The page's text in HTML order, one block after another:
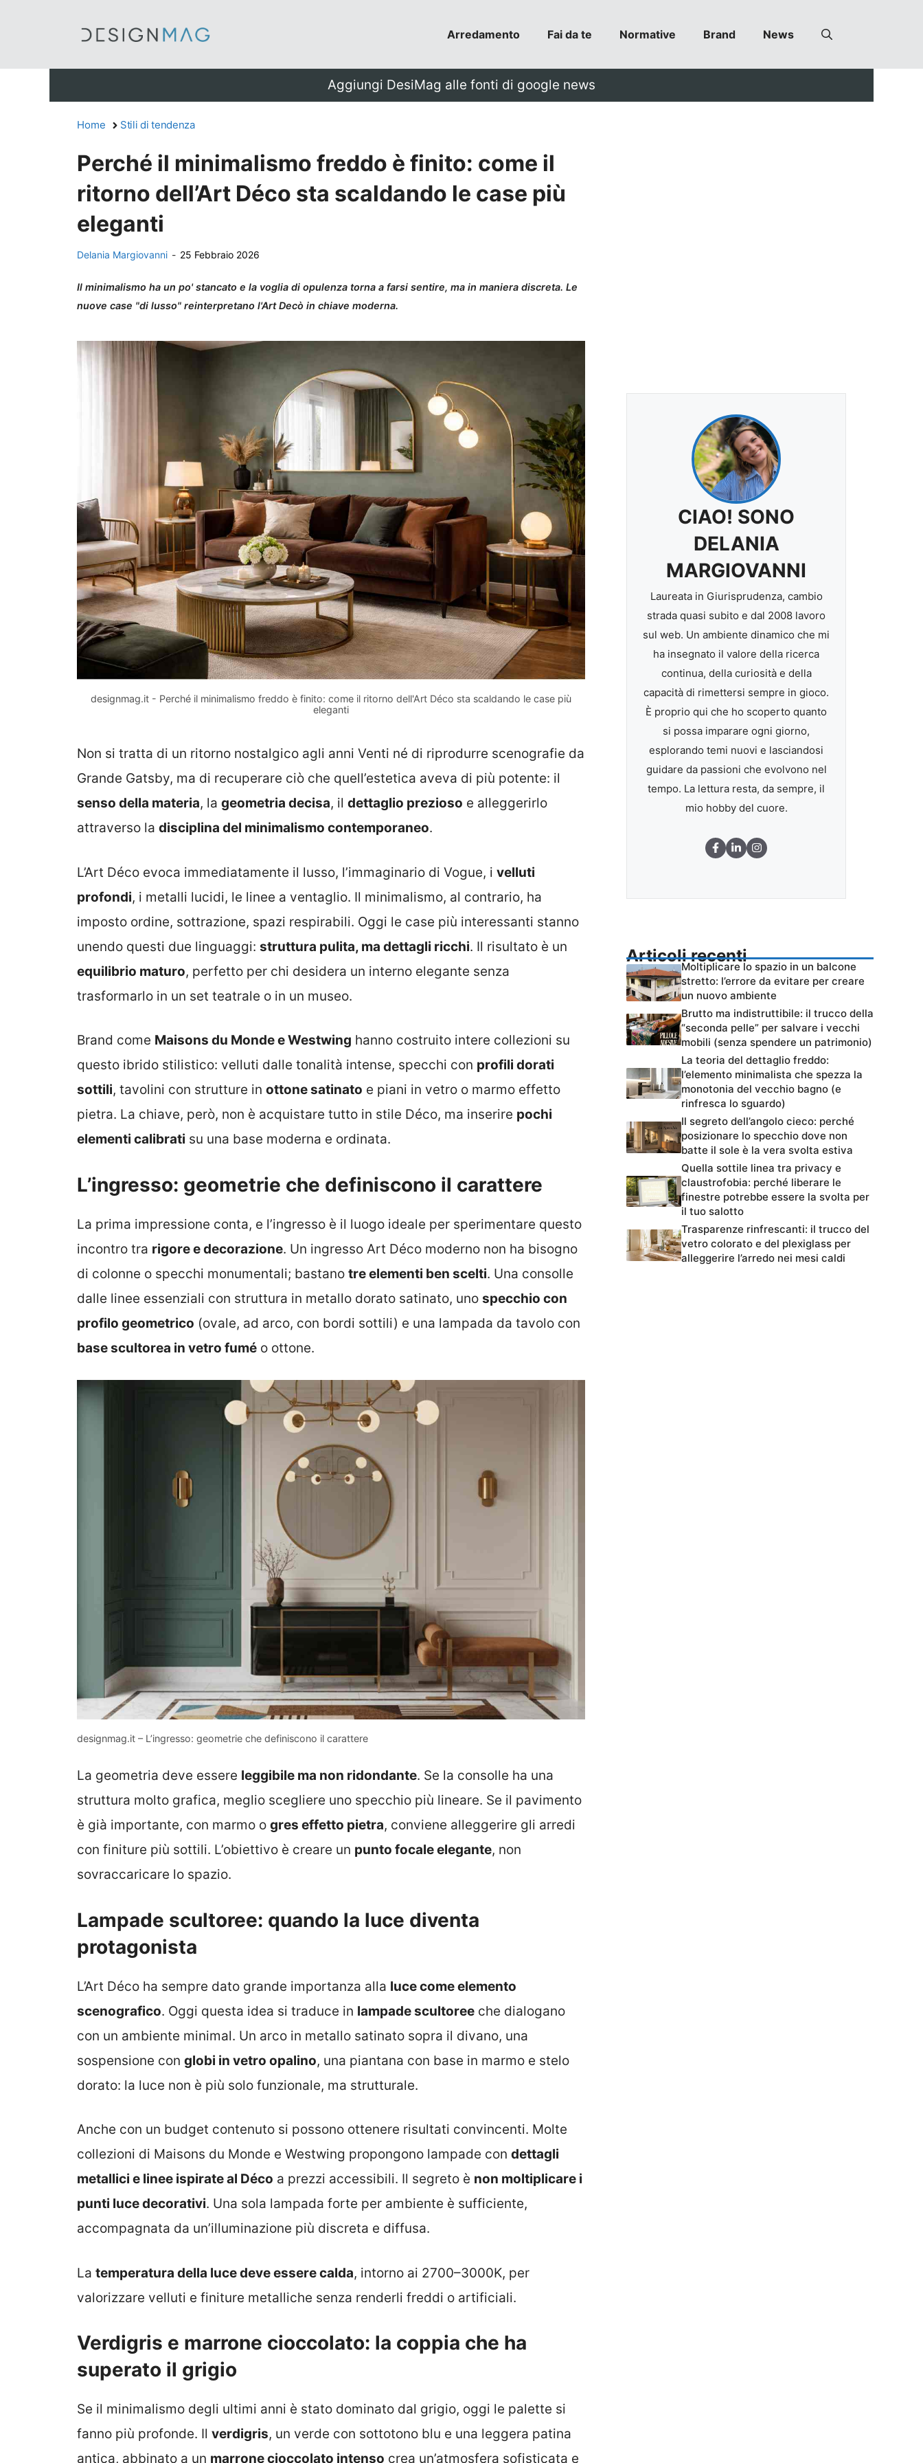
Arredamento Fai da te Normative Brand News
Aggiungi DesiMag alle fonti di google news
Home Stili di tendenza
Perché il minimalismo freddo è finito: come il
ritorno dell’Art Déco sta scaldando le case più
eleganti
Delania Margiovanni - 25 Febbraio 2026
Il minimalismo ha un po' stancato e la voglia di opulenza torna a farsi sentire, ma in maniera discreta. Le
nuove case "di lusso" reinterpretano l'Art Decò in chiave moderna.
designmag.it - Perché il minimalismo freddo è finito: come il ritorno dell'Art Déco sta scaldando le case più
eleganti
Non si tratta di un ritorno nostalgico agli anni Venti né di riprodurre scenografie da
Grande Gatsby, ma di recuperare ciò che quell’estetica aveva di più potente: il
senso della materia, la geometria decisa, il dettaglio prezioso e alleggerirlo
attraverso la disciplina del minimalismo contemporaneo.
L’Art Déco evoca immediatamente il lusso, l’immaginario di Vogue, i velluti
profondi, i metalli lucidi, le linee a ventaglio. Il minimalismo, al contrario, ha
imposto ordine, sottrazione, spazi respirabili. Oggi le case più interessanti stanno
unendo questi due linguaggi: struttura pulita, ma dettagli ricchi. Il risultato è un
equilibrio maturo, perfetto per chi desidera un interno elegante senza
trasformarlo in un set teatrale o in un museo.
Brand come Maisons du Monde e Westwing hanno costruito intere collezioni su
questo ibrido stilistico: velluti dalle tonalità intense, specchi con profili dorati
sottili, tavolini con strutture in ottone satinato e piani in vetro o marmo effetto
pietra. La chiave, però, non è acquistare tutto in stile Déco, ma inserire pochi
elementi calibrati su una base moderna e ordinata.
L’ingresso: geometrie che definiscono il carattere
La prima impressione conta, e l’ingresso è il luogo ideale per sperimentare questo
incontro tra rigore e decorazione. Un ingresso Art Déco moderno non ha bisogno
di colonne o specchi monumentali; bastano tre elementi ben scelti. Una consolle
dalle linee essenziali con struttura in metallo dorato satinato, uno specchio con
profilo geometrico (ovale, ad arco, con bordi sottili) e una lampada da tavolo con
base scultorea in vetro fumé o ottone.
designmag.it – L’ingresso: geometrie che definiscono il carattere
La geometria deve essere leggibile ma non ridondante. Se la consolle ha una
struttura molto grafica, meglio scegliere uno specchio più lineare. Se il pavimento
è già importante, con marmo o gres effetto pietra, conviene alleggerire gli arredi
con finiture più sottili. L’obiettivo è creare un punto focale elegante, non
sovraccaricare lo spazio.
Lampade scultoree: quando la luce diventa
protagonista
L’Art Déco ha sempre dato grande importanza alla luce come elemento
scenografico. Oggi questa idea si traduce in lampade scultoree che dialogano
con un ambiente minimal. Un arco in metallo satinato sopra il divano, una
sospensione con globi in vetro opalino, una piantana con base in marmo e stelo
dorato: la luce non è più solo funzionale, ma strutturale.
Anche con un budget contenuto si possono ottenere risultati convincenti. Molte
collezioni di Maisons du Monde e Westwing propongono lampade con dettagli
metallici e linee ispirate al Déco a prezzi accessibili. Il segreto è non moltiplicare i
punti luce decorativi. Una sola lampada forte per ambiente è sufficiente,
accompagnata da un’illuminazione più discreta e diffusa.
La temperatura della luce deve essere calda, intorno ai 2700–3000K, per
valorizzare velluti e finiture metalliche senza renderli freddi o artificiali.
Verdigris e marrone cioccolato: la coppia che ha
superato il grigio
Se il minimalismo degli ultimi anni è stato dominato dal grigio, oggi le palette si
fanno più profonde. Il verdigris, un verde con sottotono blu e una leggera patina
antica, abbinato a un marrone cioccolato intenso crea un’atmosfera sofisticata e
CIAO! SONO
DELANIA
MARGIOVANNI
Laureata in Giurisprudenza, cambio
strada quasi subito e dal 2008 lavoro
sul web. Un ambiente dinamico che mi
ha insegnato il valore della ricerca
continua, della curiosità e della
capacità di rimettersi sempre in gioco.
È proprio qui che ho scoperto quanto
si possa imparare ogni giorno,
esplorando temi nuovi e lasciandosi
guidare da passioni che evolvono nel
tempo. La lettura resta, da sempre, il
mio hobby del cuore.
Articoli recenti
Moltiplicare lo spazio in un balcone
stretto: l’errore da evitare per creare
un nuovo ambiente
Brutto ma indistruttibile: il trucco della
“seconda pelle” per salvare i vecchi
mobili (senza spendere un patrimonio)
La teoria del dettaglio freddo:
l’elemento minimalista che spezza la
monotonia del vecchio bagno (e
rinfresca lo sguardo)
Il segreto dell’angolo cieco: perché
posizionare lo specchio dove non
batte il sole è la vera svolta estiva
Quella sottile linea tra privacy e
claustrofobia: perché liberare le
finestre potrebbe essere la svolta per
il tuo salotto
Trasparenze rinfrescanti: il trucco del
vetro colorato e del plexiglass per
alleggerire l’arredo nei mesi caldi